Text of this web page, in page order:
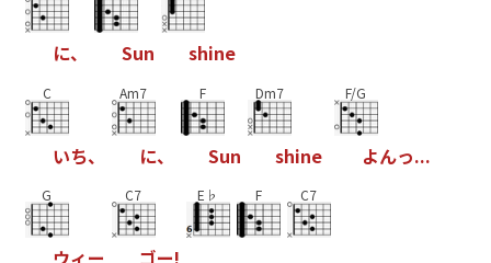
に、 Sun shine
C
いち、
Am7
に、
F
Sun
Dm7
shine
F/G
よんっ...
G C7 E♭ F C7